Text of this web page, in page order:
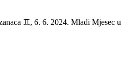
♊, 6. 6. 2024. Mladi